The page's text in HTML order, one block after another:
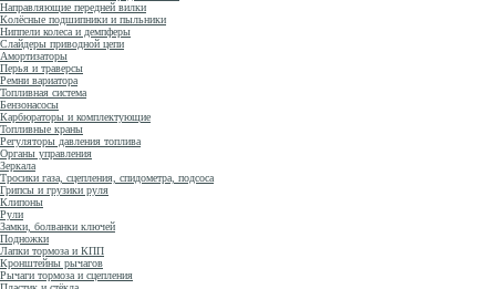
Направляющие передней вилки
Колёсные подшипники и пыльники
Ниппели колеса и демпферы
Слайдеры приводной цепи
Амортизаторы
Перья и траверсы
Ремни вариатора
Топливная система
Бензонасосы
Карбюраторы и комплектующие
Топливные краны
Регуляторы давления топлива
Органы управления
Зеркала
Тросики газа, сцепления, спидометра, подсоса
Грипсы и грузики руля
Клипоны
Рули
Замки, болванки ключей
Подножки
Лапки тормоза и КПП
Кронштейны рычагов
Рычаги тормоза и сцепления